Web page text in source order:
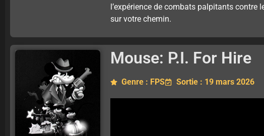
l’expérience de combats palpitants contre
sur votre chemin.
Mouse: P.I. For Hire
Genre : FPS Sortie : 19 mars 2026